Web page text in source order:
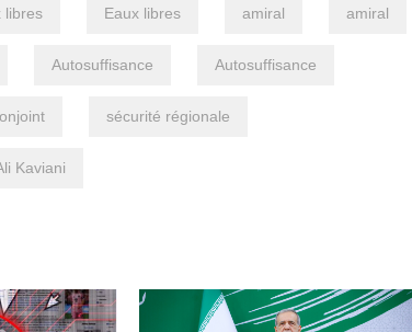
libres Eaux libres amiral amiral
Autosuffisance Autosuffisance
sécurité régionale
Kaviani